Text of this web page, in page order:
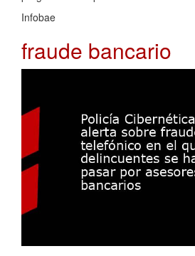
Infobae
fraude bancario